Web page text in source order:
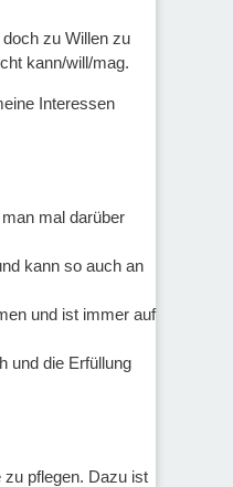
zu Willen zu
kann/will/mag.
Interessen
mal darüber
kann so auch an
und ist immer auf
und die Erfüllung
pflegen. Dazu ist